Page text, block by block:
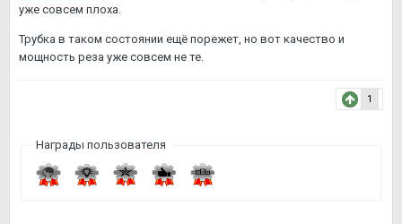
уже совсем плоха.
Трубка в таком состоянии ещё порежет, но вот качество и
мощность реза уже совсем не те.
1
Награды пользователя